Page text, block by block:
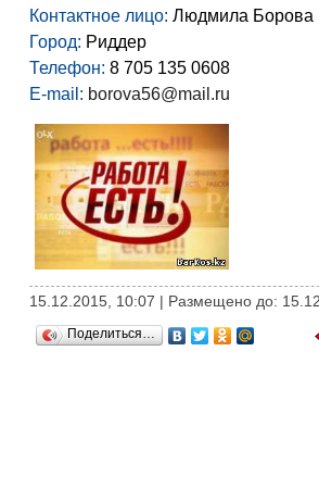
Контактное лицо: Людмила Борова
Город: Риддер
Телефон: 8 705 135 0608
E-mail: borova56@mail.ru
15.12.2015, 10:07 | Размещено до:
Поделиться…